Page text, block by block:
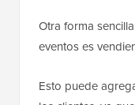
Otra forma
eventos es
Esto puede